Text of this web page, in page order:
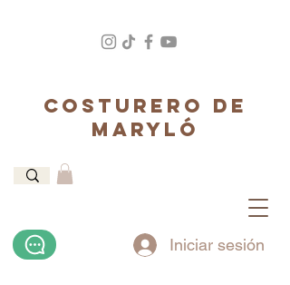
COSTURERO DE
MARYLÓ
Iniciar sesión